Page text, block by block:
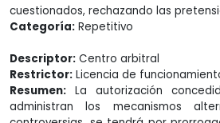
cuestionados, rechazando las
Categoría: Repetitivo
Descriptor: Centro arbitral
Restrictor: Licencia de
Resumen: La autorización
administran los mecanismos